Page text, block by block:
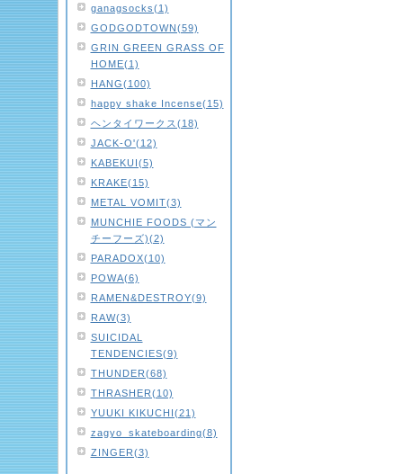
ganagsocks(1)
GODGODTOWN(59)
GRIN GREEN GRASS OF
HOME(1)
HANG(100)
happy shake Incense(15)
ヘンタイワークス(18)
JACK-O'(12)
KABEKUI(5)
KRAKE(15)
METAL VOMIT(3)
MUNCHIE FOODS (マン
チーフーズ)(2)
PARADOX(10)
POWA(6)
RAMEN&DESTROY(9)
RAW(3)
SUICIDAL
TENDENCIES(9)
THUNDER(68)
THRASHER(10)
YUUKI KIKUCHI(21)
zagyo_skateboarding(8)
ZINGER(3)